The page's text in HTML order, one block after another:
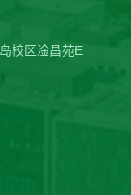
校区淦昌苑E